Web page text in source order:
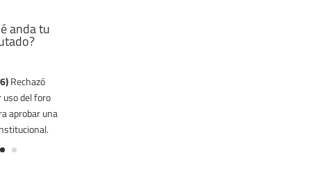
anda tu
Rechazó
uso del foro
aprobar una